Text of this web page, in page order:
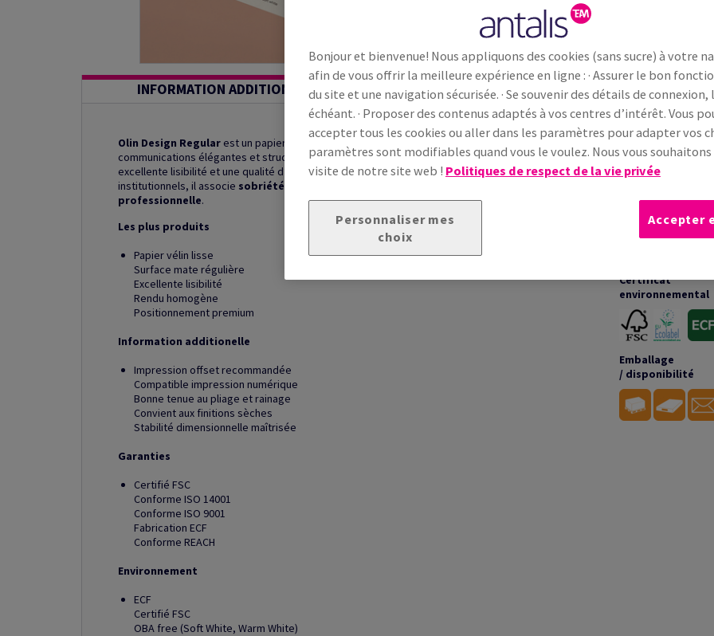
INFORMATION ADDITIONNELLE INFORMATIONS TECHNIQUES
Olin Design Regular est un papier de création vélin à la surface lisse et naturelle, conçu pour des
communications élégantes et structurées. Sa teinte équilibrée et son rendu mat garantissent une
excellente lisibilité et une qualité d’impression homogène. Adapté aux projets corporate et
institutionnels, il associe sobriété graphique
professionnelle.
Les plus produits
Papier vélin lisse
Surface mate régulière
Excellente lisibilité
Rendu homogène
Positionnement premium
Information additionelle
Impression offset recommandée
Compatible impression numérique
Bonne tenue au pliage et rainage
Convient aux finitions sèches
Stabilité dimensionnelle maîtrisée
Garanties
Certifié FSC
Conforme ISO 14001
Conforme ISO 9001
Fabrication ECF
Conforme REACH
Environnement
ECF
Certifié FSC
OBA free (Soft White, Warm White)
Garanties
Impression &
transformation
Certificat
environnemental
Emballage
/ disponibilité
Bonjour et bienvenue! Nous appliquons des cookies (sans sucre) à votre
afin de vous offrir la meilleure expérience en ligne : · Assurer le bon
du site et une navigation sécurisée. · Se souvenir des détails de connexion,
échéant. · Proposer des contenus adaptés à vos centres d’intérêt. Vous
accepter tous les cookies ou aller dans les paramètres pour adapter vos
paramètres sont modifiables quand vous le voulez. Nous vous souhaitons
visite de notre site web ! Politiques de respect de la vie privée
Personnaliser mes
choix
Accepter